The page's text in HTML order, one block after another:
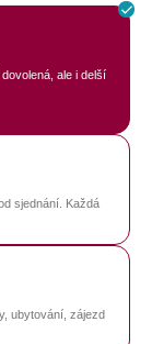
ale i delší
sjednání. Každá
ubytování, zájezd